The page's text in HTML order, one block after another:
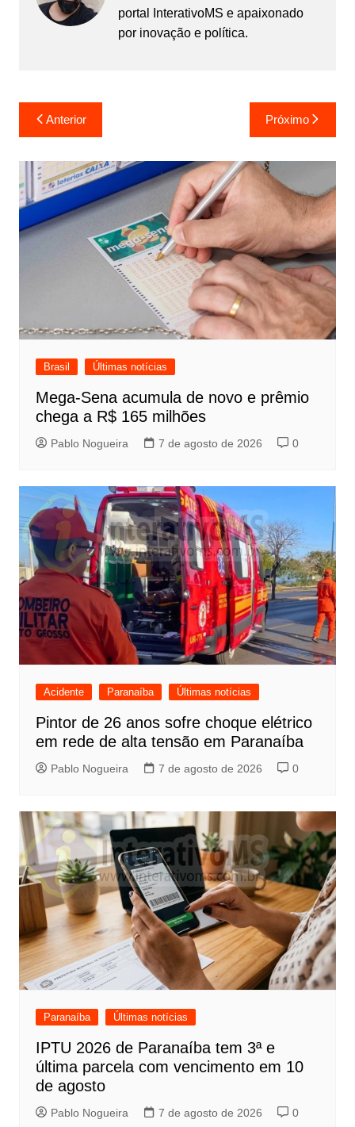
portal InterativoMS e apaixonado
por inovação e política.
Navegação
de
Post
Anterior Próximo
Brasil Últimas notícias
Mega-Sena acumula de novo e prêmio
chega a R$ 165 milhões
Pablo Nogueira 7 de agosto de 2026 0
Acidente Paranaíba Últimas notícias
Pintor de 26 anos sofre choque elétrico
em rede de alta tensão em Paranaíba
Pablo Nogueira 7 de agosto de 2026 0
Paranaíba Últimas notícias
IPTU 2026 de Paranaíba tem 3ª e
última parcela com vencimento em 10
de agosto
Pablo Nogueira 7 de agosto de 2026 0